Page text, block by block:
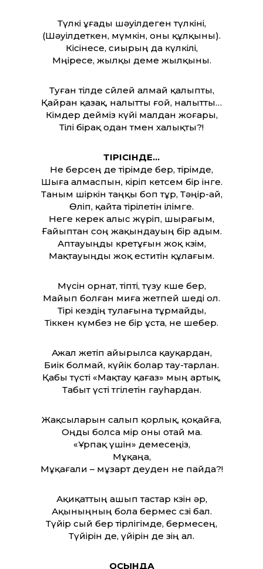
Түлкі ұғады шәуілдеген түлкіні,
(Шәуілдеткен, мүмкін, оны құлқыны).
Кісінесе, сиырың да күлкілі,
Мөңіресе, жылқы деме жылқыны.
Туған тілде сөйлей алмай қалыпты,
Қайран қазақ, налыт­ты ғой, налыт­ты…
Кімдер дейміз күйі малдан жоғары,
Тілі бірақ одан төмен халықты?!
ТІРІСІНДЕ…
Не берсең де тірімде бер, тірімде,
Шыға алмаспын, кіріп кетсем бір інге.
Таным шіркін таңқы боп тұр, Тәңір-ай,
Өліп, қайта тірілетін ілімге.
Неге керек алыс жүріп, шырағым,
Ғайыптан соң жақындауың бір адым.
Аптауыңды көретұғын жоқ көзім,
Мақтауыңды жоқ еститін құлағым.
Мүсін орнат, тіпті, түзу көше бер,
Майып болған миға жетпей өшеді ол.
Тірі кездің тулағына тұрмайды,
Тіккен күмбез не бір ұста, не шебер.
Ажал жетіп айырылса қауқардан,
Биік болмай, күйік болар тау-тарлан.
Қабы түсті «Мақтау қағаз» мың артық,
Табыт үсті төгілетін гауһардан.
Жақсыларын салып қорлық, қоқайға,
Оңды болса өмір оны отай ма.
«Ұрпақ үшін» демесеңіз,
Мұқаңа,
Мұқағали – мұзарт деуден не пайда?!
Ақиқат­тың ашып тастар көзін әр,
Ақыныңның бола бермес сөзі бал.
Түйір сый бер тірлігімде, бермесең,
Түйірін де, үйірін де өзің ал.
ОСЫНДА